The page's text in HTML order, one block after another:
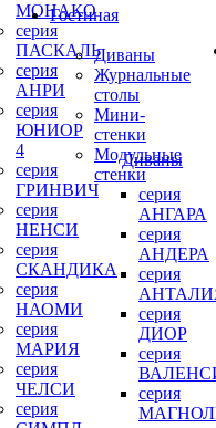
МОНАКО
серия
ПАСКАЛЬ
серия
АНРИ
серия
ЮНИОР
4
серия
ГРИНВИЧ
серия
НЕНСИ
серия
СКАНДИКА
серия
НАОМИ
серия
МАРИЯ
серия
ЧЕЛСИ
серия
Диваны
Гостиная
Диваны
Журнальные
столы
Мини-
стенки
Модульные
стенки
серия
АНГАРА
серия
АНДЕРА
серия
серия
ДИОР
серия
серия